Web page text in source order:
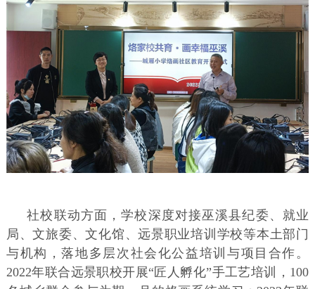
社校联动方面，学校深度对接巫溪县纪委、就业
局、文旅委、文化馆、远景职业培训学校等本土部门
与机构，落地多层次社会化公益培训与项目合作。
2022年联合远景职校开展“匠人孵化”手工艺培训，100